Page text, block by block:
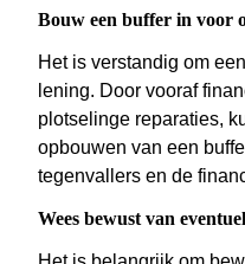
Bouw een buffer in voor
Het is verstandig om
lening. Door vooraf
plotselinge reparaties,
opbouwen van een
tegenvallers en de
Wees bewust van